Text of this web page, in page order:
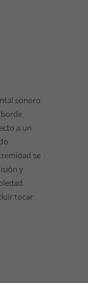
sonoro
a un
se
y
tocar